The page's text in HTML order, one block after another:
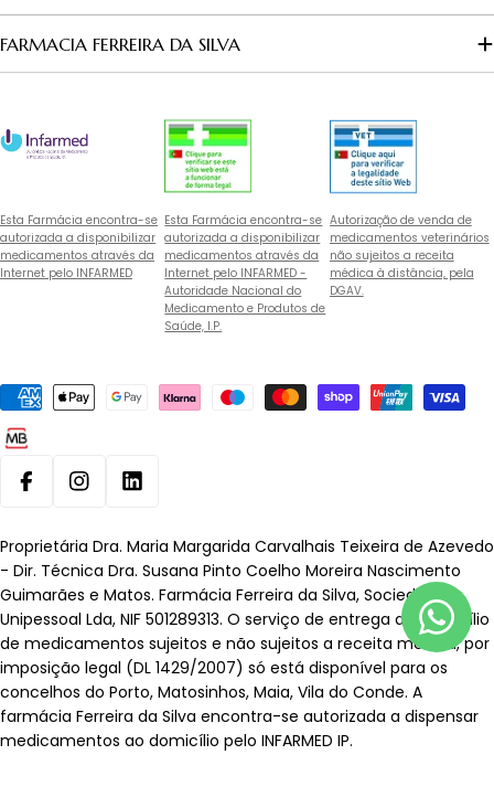
FARMACIA FERREIRA DA SILVA
Esta Farmácia encontra-se
autorizada a disponibilizar
medicamentos através da
Internet pelo INFARMED
Esta Farmácia encontra-se
autorizada a disponibilizar
medicamentos através da
Internet pelo INFARMED -
Autoridade Nacional do
Medicamento e Produtos de
Saúde, I.P.
Autorização de venda de
medicamentos veterinários
não sujeitos a receita
médica à distância, pela
DGAV.
Métodos
pagamento
FacebookInstagramLinkedin
Proprietária Dra. Maria Margarida Carvalhais Teixeira de Azevedo
- Dir. Técnica Dra. Susana Pinto Coelho Moreira Nascimento
Guimarães e Matos. Farmácia Ferreira da Silva, Sociedade
Unipessoal Lda, NIF 501289313. O serviço de entrega ao domicílio
de medicamentos sujeitos e não sujeitos a receita médica, por
imposição legal (DL 1429/2007) só está disponível para os
concelhos do Porto, Matosinhos, Maia, Vila do Conde. A
farmácia Ferreira da Silva encontra-se autorizada a dispensar
medicamentos ao domicílio pelo INFARMED IP.